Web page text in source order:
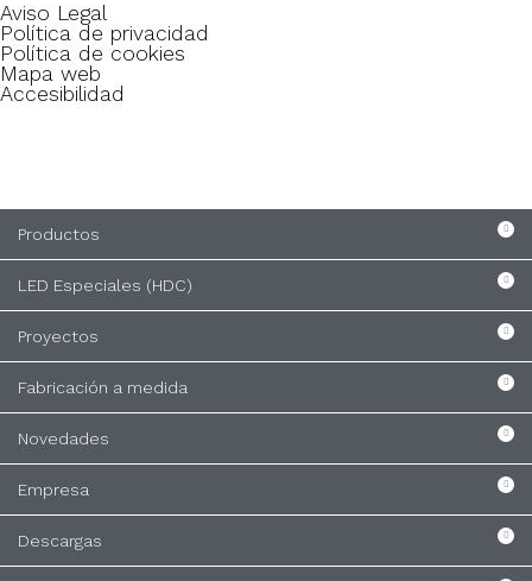
Aviso Legal
Política de privacidad
Política de cookies
Mapa web
Accesibilidad
Productos
LED Especiales (HDC)
Proyectos
Fabricación a medida
Novedades
Empresa
Descargas